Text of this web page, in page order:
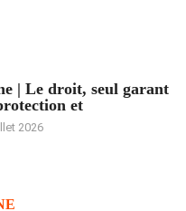
| Le droit, seul garant
et
2026